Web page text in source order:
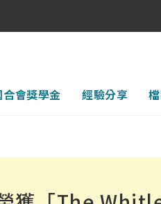
合會獎學金 經驗分享